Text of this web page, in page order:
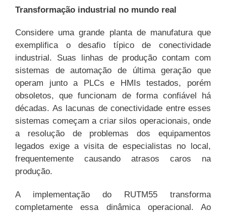
Transformação industrial no mundo real
Considere uma grande planta de manufatura que
exemplifica o desafio típico de conectividade
industrial. Suas linhas de produção contam com
sistemas de automação de última geração que
operam junto a PLCs e HMIs testados, porém
obsoletos, que funcionam de forma confiável há
décadas. As lacunas de conectividade entre esses
sistemas começam a criar silos operacionais, onde
a resolução de problemas dos equipamentos
legados exige a visita de especialistas no local,
frequentemente causando atrasos caros na
produção.
A implementação do RUTM55 transforma
completamente essa dinâmica operacional. Ao